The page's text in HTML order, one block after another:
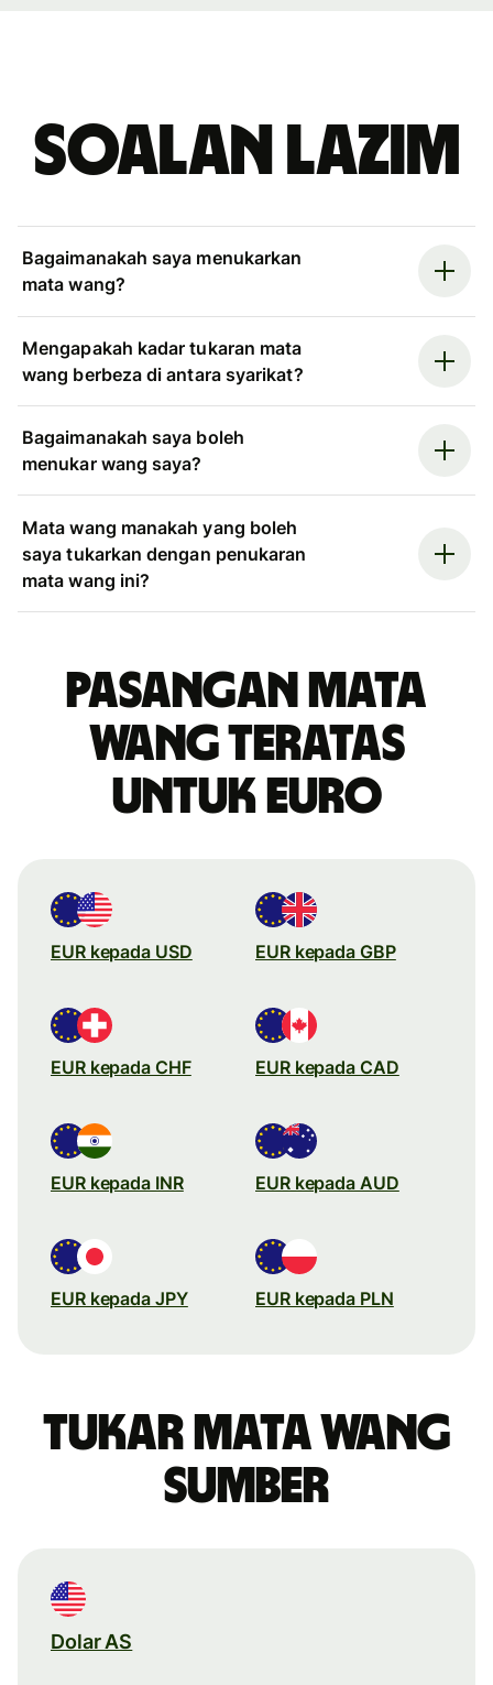
Soalan Lazim
Bagaimanakah saya menukarkan
mata wang?
Mengapakah kadar tukaran mata
wang berbeza di antara syarikat?
Bagaimanakah saya boleh
menukar wang saya?
Mata wang manakah yang boleh
saya tukarkan dengan penukaran
mata wang ini?
Pasangan mata
wang teratas
untuk Euro
EUR kepada USD EUR kepada GBP
EUR kepada CHF EUR kepada CAD
EUR kepada INR EUR kepada AUD
EUR kepada JPY EUR kepada PLN
Tukar mata wang
sumber
Dolar AS